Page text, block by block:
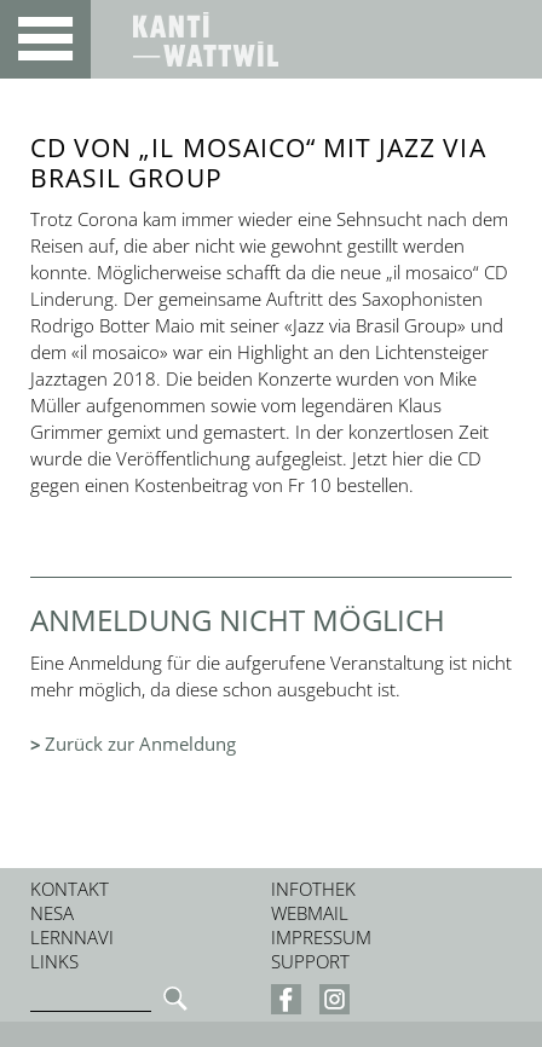
CD VON „IL MOSAICO“ MIT JAZZ VIA
BRASIL GROUP
Trotz Corona kam immer wieder eine Sehnsucht nach dem
Reisen auf, die aber nicht wie gewohnt gestillt werden
konnte. Möglicherweise schafft da die neue „il mosaico“ CD
Linderung. Der gemeinsame Auftritt des Saxophonisten
Rodrigo Botter Maio mit seiner «Jazz via Brasil Group» und
dem «il mosaico» war ein Highlight an den Lichtensteiger
Jazztagen 2018. Die beiden Konzerte wurden von Mike
Müller aufgenommen sowie vom legendären Klaus
Grimmer gemixt und gemastert. In der konzertlosen Zeit
wurde die Veröffentlichung aufgegleist. Jetzt hier die CD
gegen einen Kostenbeitrag von Fr 10 bestellen.
ANMELDUNG NICHT MÖGLICH
Eine Anmeldung für die aufgerufene Veranstaltung ist nicht
mehr möglich, da diese schon ausgebucht ist.
Zurück zur Anmeldung
KONTAKT
INFOTHEK
NESA
WEBMAIL
LERNNAVI
IMPRESSUM
LINKS
SUPPORT